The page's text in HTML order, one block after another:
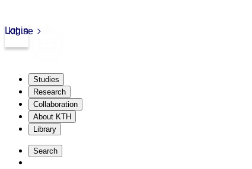
kth.se
Login
Studies
Research
Collaboration
About KTH
Library
content
Search